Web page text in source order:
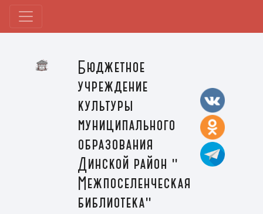
Бюджетное
учреждение
культуры
муниципального
образования
Динской район "
Межпоселенческая
библиотека"